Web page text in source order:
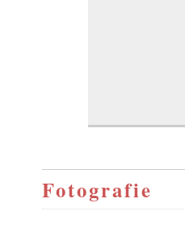
Fotografie